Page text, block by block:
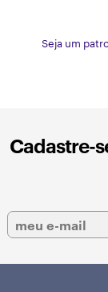
Seja um
Cadastre-